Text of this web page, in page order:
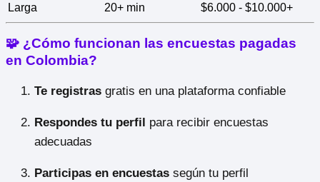
Larga
20+ min $6.000 - $10.000+
🧩 ¿Cómo funcionan las encuestas pagadas
en Colombia?
Te registras gratis en una plataforma confiable
Respondes tu perfil para recibir encuestas
adecuadas
Participas en encuestas según tu perfil